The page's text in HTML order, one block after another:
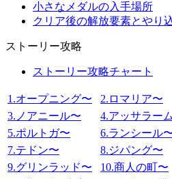
小さなメダルの入手場所
クリア後の解放要素とやり
ストーリー攻略
ストーリー攻略チャート
1.オープニング〜
2.ロマリア〜
3.ノアニール〜
4.アッサラー
5.ポルトガ〜
6.ランシール
7.テドン〜
8.ジパング〜
9.グリンラッド〜
10.商人の町〜